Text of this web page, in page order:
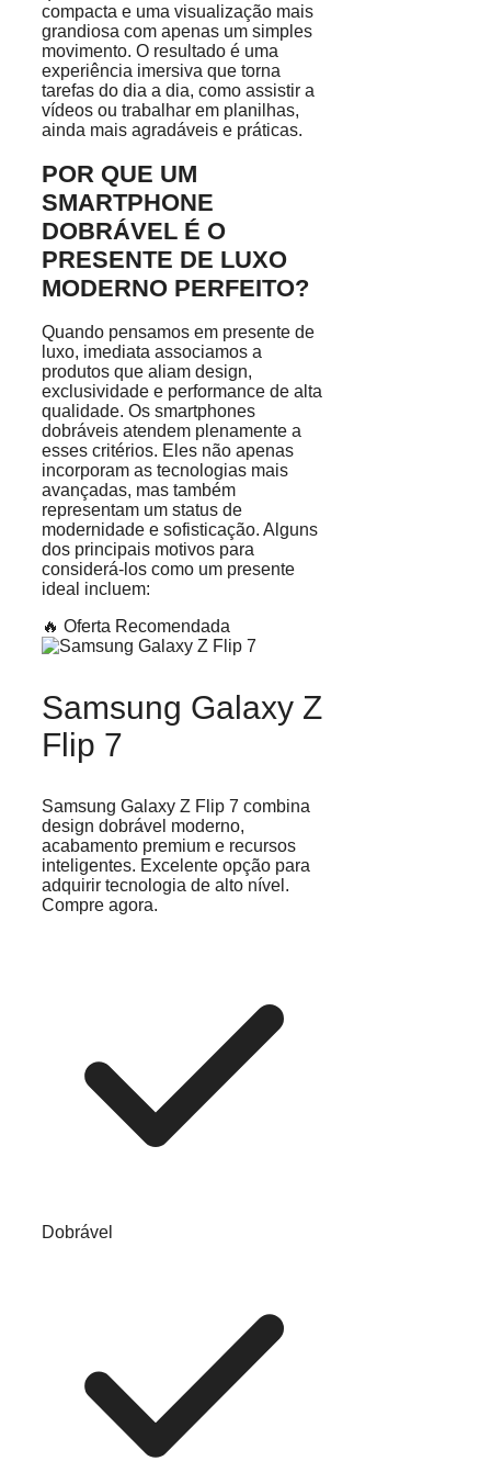
compacta e uma visualização mais
grandiosa com apenas um simples
movimento. O resultado é uma
experiência imersiva que torna
tarefas do dia a dia, como assistir a
vídeos ou trabalhar em planilhas,
ainda mais agradáveis e práticas.
POR QUE UM
SMARTPHONE
DOBRÁVEL É O
PRESENTE DE LUXO
MODERNO PERFEITO?
Quando pensamos em presente de
luxo, imediata associamos a
produtos que aliam design,
exclusividade e performance de alta
qualidade. Os smartphones
dobráveis atendem plenamente a
esses critérios. Eles não apenas
incorporam as tecnologias mais
avançadas, mas também
representam um status de
modernidade e sofisticação. Alguns
dos principais motivos para
considerá-los como um presente
ideal incluem:
🔥 Oferta Recomendada
Samsung Galaxy Z
Flip 7
Samsung Galaxy Z Flip 7 combina
design dobrável moderno,
acabamento premium e recursos
inteligentes. Excelente opção para
adquirir tecnologia de alto nível.
Compre agora.
Dobrável